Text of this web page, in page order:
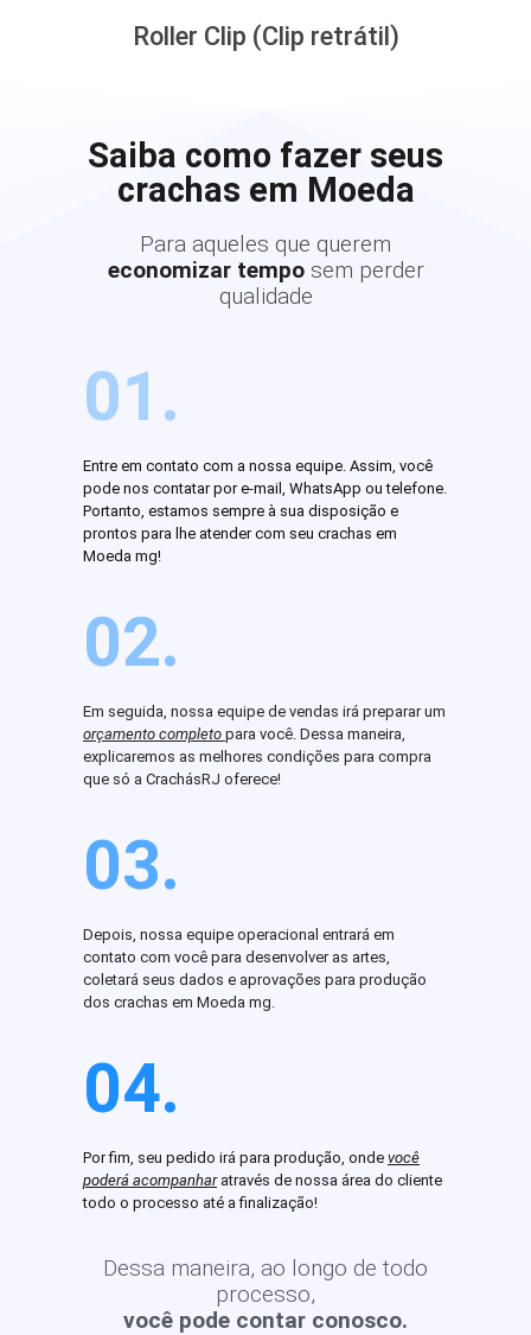
Roller Clip (Clip retrátil)
Saiba como fazer seus
crachas em Moeda
Para aqueles que querem
economizar tempo sem perder
qualidade
01.
Entre em contato com a nossa equipe. Assim, você
pode nos contatar por e-mail, WhatsApp ou telefone.
Portanto, estamos sempre à sua disposição e
prontos para lhe atender com seu crachas em
Moeda mg!
02.
Em seguida, nossa equipe de vendas irá preparar um
orçamento completo para você. Dessa maneira,
explicaremos as melhores condições para compra
que só a CrachásRJ oferece!
03.
Depois, nossa equipe operacional entrará em
contato com você para desenvolver as artes,
coletará seus dados e aprovações para produção
dos crachas em Moeda mg.
04.
Por fim, seu pedido irá para produção, onde você
poderá acompanharatravés de nossa área do cliente
todo o processo até a finalização!
Dessa maneira, ao longo de todo
processo,
você pode contar conosco.